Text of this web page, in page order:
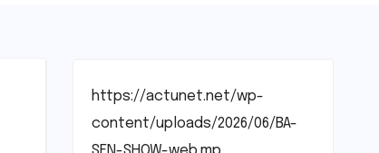
https://actunet.net/wp-
content/uploads/2026/06/BA-